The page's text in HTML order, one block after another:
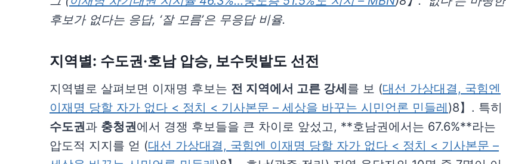
후보가 없다는 응답, ‘잘 모름’은 무응답 비율.
지역별: 수도권·호남 압승, 보수텃밭도 선전
지역별로 살펴보면 이재명 후보는 전 지역에서 고른 강세를 보 (대선 가상대결, 국힘엔
이재명 당할 자가 없다 < 정치 < 기사본문 – 세상을 바꾸는 시민언론 민들레)8】. 특히
수도권과 충청권에서 경쟁 후보들을 큰 차이로 앞섰고, **호남권에서는 67.6%**라는
압도적 지지를 얻 (대선 가상대결, 국힘엔 이재명 당할 자가 없다 < 정치 < 기사본문 –